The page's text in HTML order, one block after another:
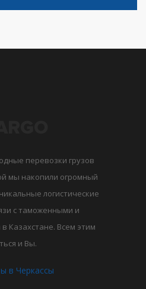
перевозки грузов
мы накопили огромный
логистические
с таможенными и
Казахстане. Всем этим
и Вы.
в Черкассы